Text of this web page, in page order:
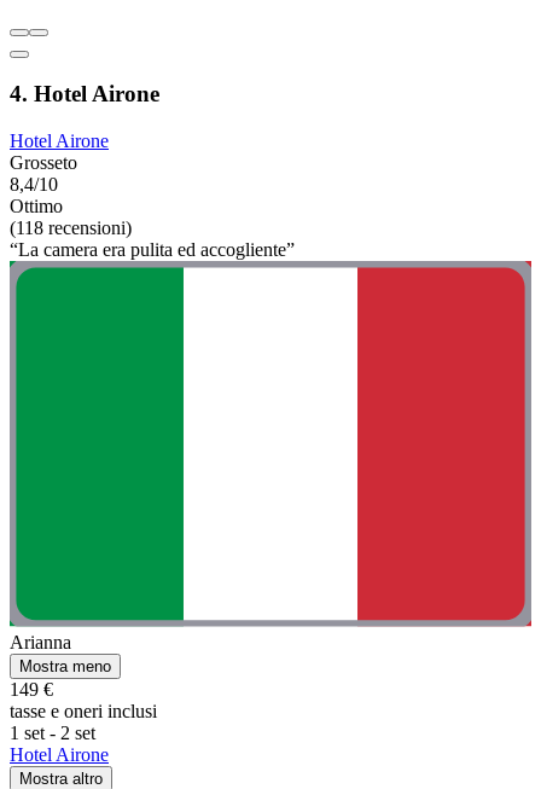
4. Hotel Airone
Hotel Airone
Grosseto
8,4/10
Ottimo
(118 recensioni)
“La camera era pulita ed accogliente”
Arianna
Mostra meno
149 €
tasse e oneri inclusi
1 set - 2 set
Hotel Airone
Mostra altro